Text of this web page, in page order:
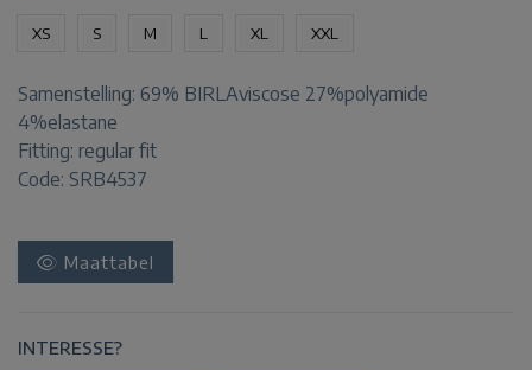
XS S M L XL XXL
Samenstelling: 69% BIRLAviscose 27%polyamide
4%elastane
Fitting: regular fit
Code: SRB4537
Maattabel
INTERESSE?